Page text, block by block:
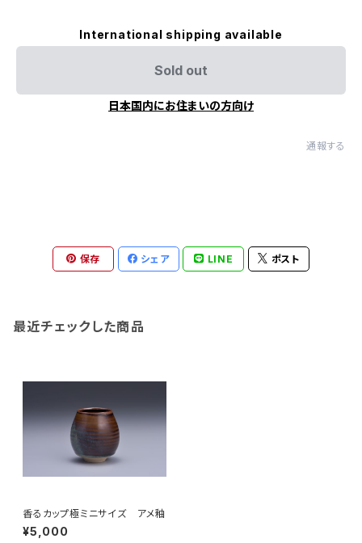
International shipping available
Sold out
日本国内にお住まいの方向け
通報する
保存 シェア LINE ポスト
最近チェックした商品
香るカップ極ミニサイズ アメ釉
¥5,000